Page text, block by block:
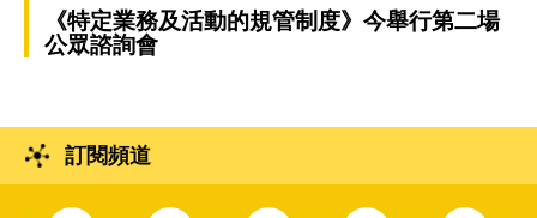
《特定業務及活動的規管制度》今舉行第二場
公眾諮詢會
訂閱頻道